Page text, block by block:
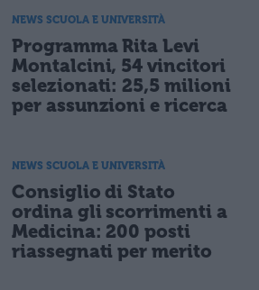
NEWS SCUOLA E UNIVERSITÀ
Programma Rita Levi
Montalcini, 54 vincitori
selezionati: 25,5 milioni
per assunzioni e ricerca
NEWS SCUOLA E UNIVERSITÀ
Consiglio di Stato
ordina gli scorrimenti a
Medicina: 200 posti
riassegnati per merito